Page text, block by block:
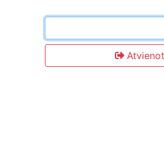
Atvienot